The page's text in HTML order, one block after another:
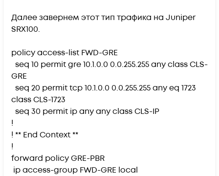
Далее завернем этот тип трафика на Juniper
SRX100.
policy access-list FWD-GRE
seq 10 permit gre 10.1.0.0 0.0.255.255 any class CLS-
GRE
seq 20 permit tcp 10.1.0.0 0.0.255.255 any eq 1723
class CLS-1723
seq 30 permit ip any any class CLS-IP
!
! ** End Context **
!
forward policy GRE-PBR
ip access-group FWD-GRE local